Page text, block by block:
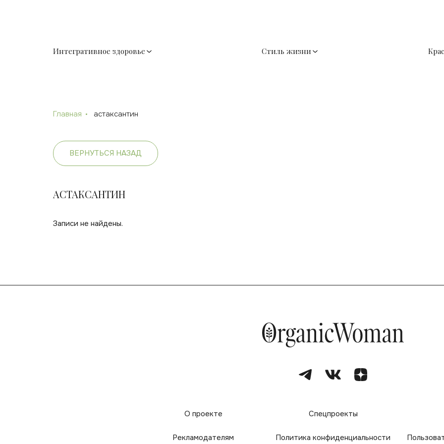
Интегративное здоровье Стиль жизни
Главная астаксантин
ВЕРНУТЬСЯ НАЗАД
АСТАКСАНТИН
Записи не найдены.
О проекте Спецпроекты
Рекламодателям Политика конфиденциальности